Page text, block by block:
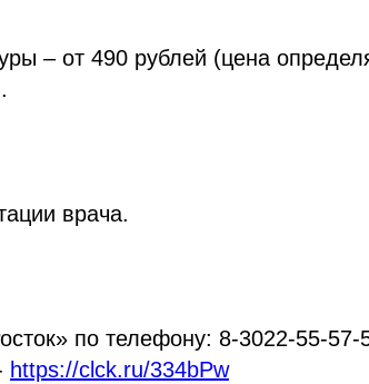
– от 490 рублей (цена
врача.
по телефону: 8-3022-55-
https://clck.ru/334bPw